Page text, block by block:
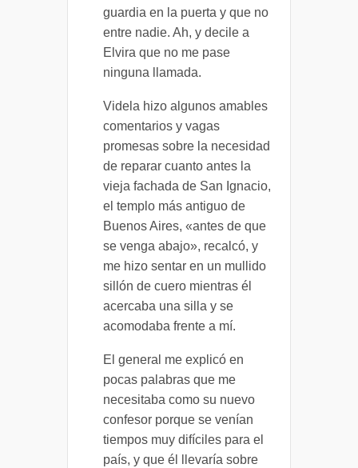
guardia en la puerta y que no
entre nadie. Ah, y decile a
Elvira que no me pase
ninguna llamada.
Videla hizo algunos amables
comentarios y vagas
promesas sobre la necesidad
de reparar cuanto antes la
vieja fachada de San Ignacio,
el templo más antiguo de
Buenos Aires, «antes de que
se venga abajo», recalcó, y
me hizo sentar en un mullido
sillón de cuero mientras él
acercaba una silla y se
acomodaba frente a mí.
El general me explicó en
pocas palabras que me
necesitaba como su nuevo
confesor porque se venían
tiempos muy difíciles para el
país, y que él llevaría sobre